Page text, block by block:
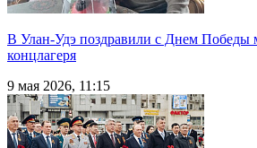
В Улан-Удэ поздравили с Днем Победы
концлагеря
9 мая 2026, 11:15